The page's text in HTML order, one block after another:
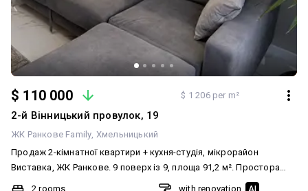
$ 110 000 $ 1 206 per m²
2-й Вінницький провулок, 19
ЖК Ранкове Family Хмельницький
Продаж 2-кімнатної квартири + кухня-студія, мікрорайон
Виставка, ЖК Ранкове. 9 поверх із 9, площа 91,2 м². Простора
квартира з сучасним якісним ремонтом та дуже вдалим
2 rooms
with renovation AI